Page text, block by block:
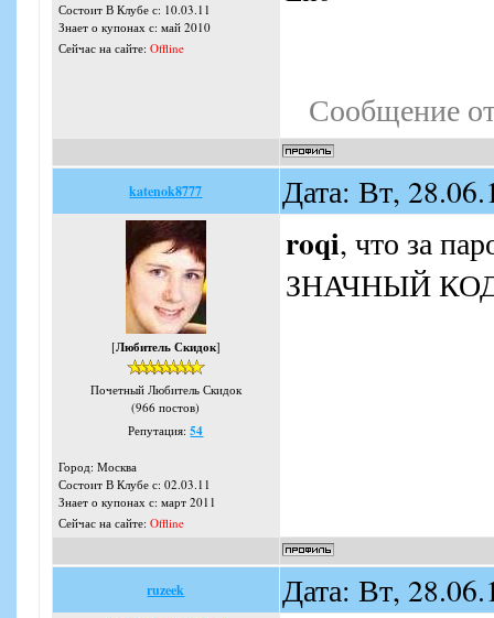
Состоит В Клубе с: 10.03.11
Знает о купонах с: май 2010
Сейчас на сайте: Offline
Сообщение
katenok8777 Дата: Вт,
[Любитель Скидок]
Почетный Любитель Скидок
(966 постов)
Репутация:54
Город: Москва
Состоит В Клубе с: 02.03.11
Знает о купонах с: март 2011
Сейчас на сайте: Offline
roqi, что за
ЗНАЧНЫЙ КОД
ruzeek Дата: Вт,